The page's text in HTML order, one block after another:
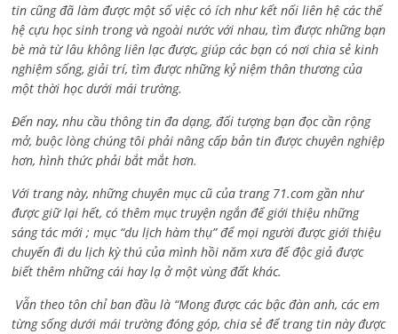
tin cũng đã làm được một số việc có ích như kết nối liên hệ các thế
hệ cựu học sinh trong và ngoài nước với nhau, tìm được những bạn
bè mà từ lâu không liên lạc được, giúp các bạn có nơi chia sẻ kinh
nghiệm sống, giải trí, tìm được những kỷ niệm thân thương của
một thời học dưới mái trường.
Đến nay, nhu cầu thông tin đa dạng, đối tượng bạn đọc cần rộng
mở, buộc lòng chúng tôi phải nâng cấp bản tin được chuyên nghiệp
hơn, hình thức phải bắt mắt hơn.
Với trang này, những chuyên mục cũ của trang 71.com gần như
được giữ lại hết, có thêm mục truyện ngắn để giới thiệu những
sáng tác mới ; mục “du lịch hàm thụ” để mọi người được giới thiệu
chuyến đi du lịch kỳ thú của mình hồi năm xưa để độc giả được
biết thêm những cái hay lạ ở một vùng đất khác.
Vẫn theo tôn chỉ ban đầu là “Mong được các bậc đàn anh, các em
từng sống dưới mái trường đóng góp, chia sẻ để trang tin này được